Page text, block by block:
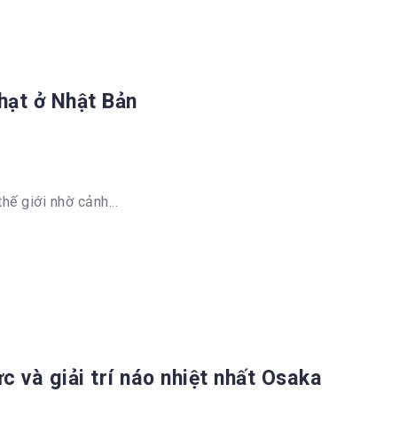
ở Nhật Bản
giới nhờ cảnh...
và giải trí náo nhiệt nhất Osaka